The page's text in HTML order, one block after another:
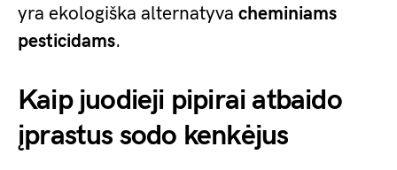
yra ekologiška alternatyva cheminiams
pesticidams.
Kaip juodieji pipirai atbaido
įprastus sodo kenkėjus